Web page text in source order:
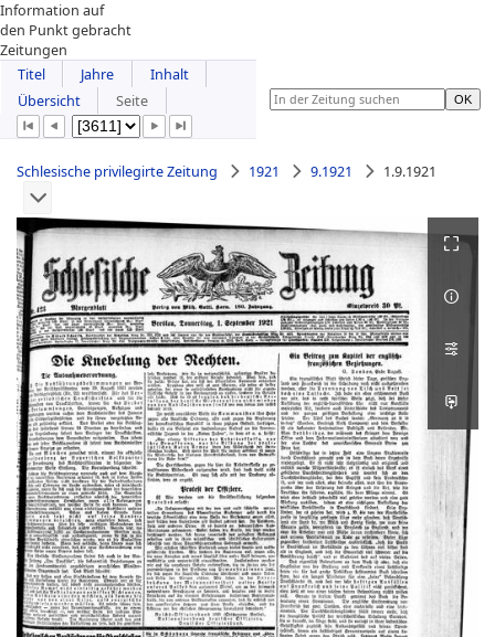
Information auf
den Punkt gebracht
Zeitungen
Titel
Jahre
Inhalt
Übersicht
Seite
Schlesische privilegirte Zeitung 1921 9.1921 1.9.1921